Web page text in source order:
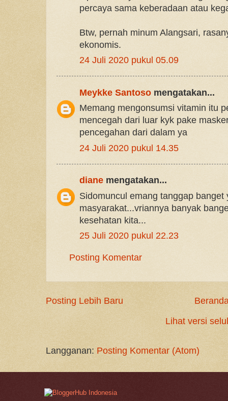
percaya sama keberadaan atau
Btw, pernah minum Alangsari,
ekonomis.
24 Juli 2020 pukul 05.09
Meykke Santoso mengatakan...
Memang mengonsumsi vitamin itu
mencegah dari luar kyk pake
pencegahan dari dalam ya
24 Juli 2020 pukul 14.35
diane mengatakan...
Sidomuncul emang tanggap banget
masyarakat...vriannya banyak
kesehatan kita...
25 Juli 2020 pukul 22.23
Posting Komentar
Posting Lebih Baru
Lihat versi
Langganan: Posting Komentar (Atom)